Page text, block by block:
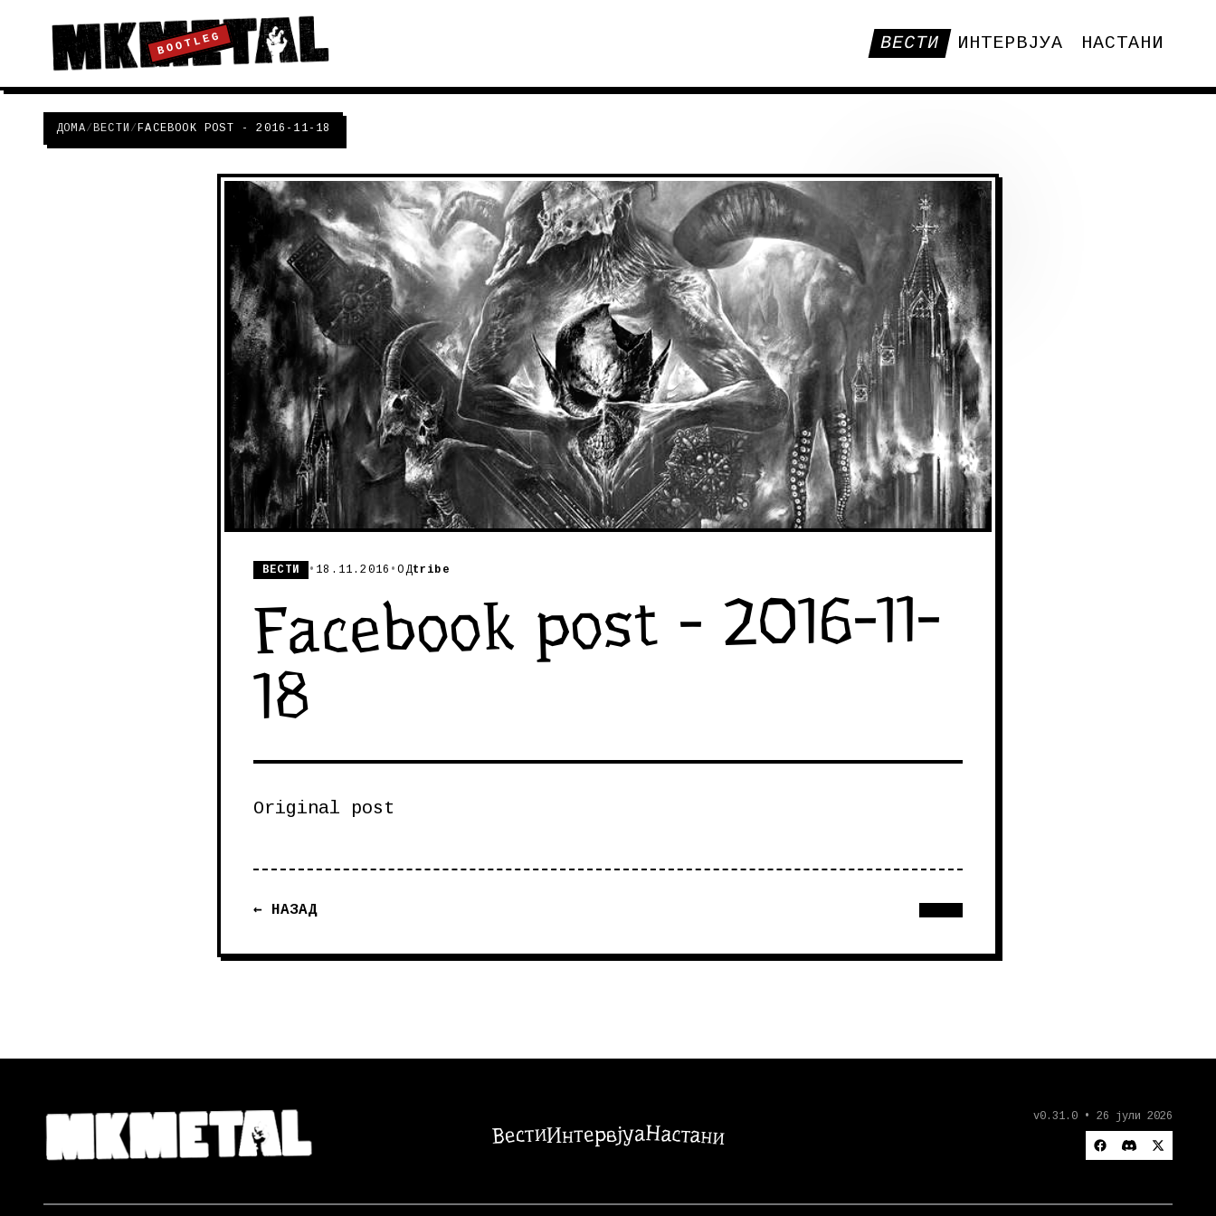
BOOTLEG ВЕСТИ ИНТЕРВЈУА НАСТАНИ
ДОМА/ВЕСТИ /FACEBOOK POST - 2016-11-18
ВЕСТИ • 18.11.2016 •ОДtribe
Facebook post - 2016-11-
18
Original post
← НАЗАД
ВестиИнтервјуаНастани
v0.31.0 • 26 јули 2026